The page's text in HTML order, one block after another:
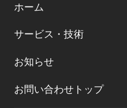
ホーム
サービス・技術
お知らせ
お問い合わせトップ